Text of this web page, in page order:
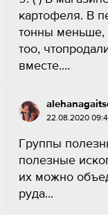
картофеля. В
тонны меньше,
тоо,
вместе....
22.08.2020
Группы
полезные
их можно
руда​...